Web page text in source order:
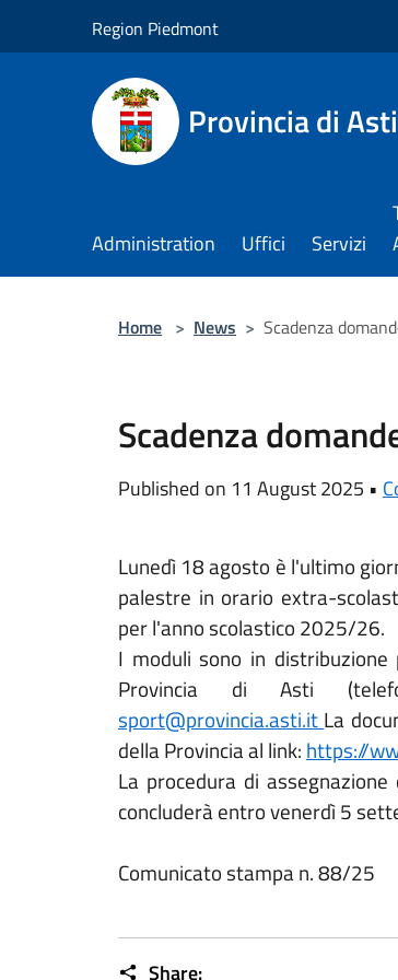
Region Piedmont
Provincia di Asti
Administration Uffici Servizi
Home > News > Scadenza
Scadenza
Published on 11 August 2025 •
Lunedì 18 agosto è l'ultimo
palestre in orario extra-
per l'anno scolastico 2025/26.
I moduli sono in distribuzione
Provincia di Asti
sport@provincia.asti.it La
della Provincia al link: https://
La procedura di
concluderà entro venerdì 5
Comunicato stampa n. 88/25
Share: